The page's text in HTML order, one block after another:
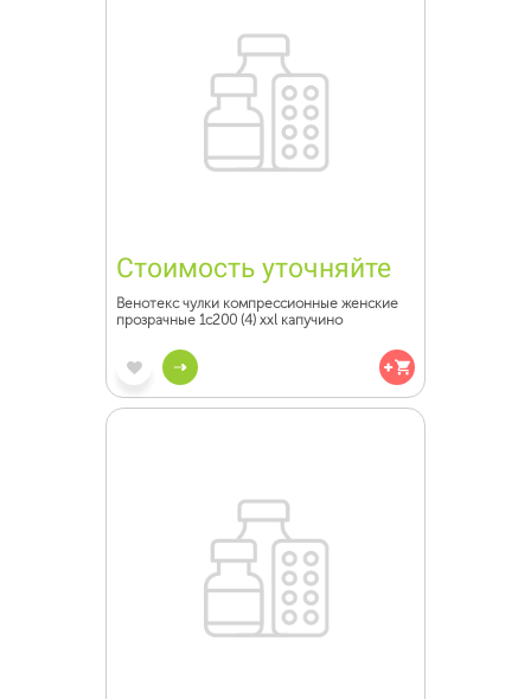
Стоимость уточняйте
Венотекс чулки компрессионные женские
прозрачные 1с200 (4) xxl капучино